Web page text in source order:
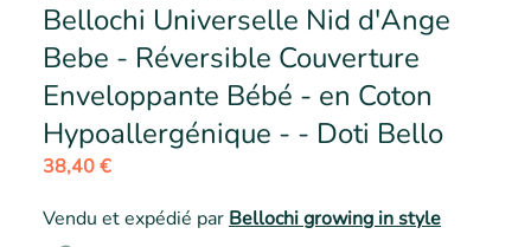
Bellochi Universelle Nid d'Ange
Bebe - Réversible Couverture
Enveloppante Bébé - en Coton
Hypoallergénique - - Doti Bello-
38,40 €
Vendu et expédié par Bellochi growing in style